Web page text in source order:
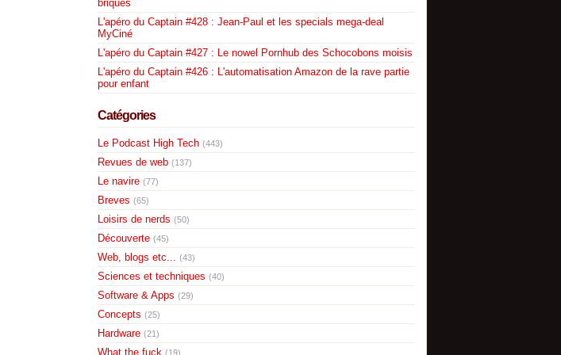
briques
L'apéro du Captain #428 : Jean-Paul et les specials mega-deal
MyCiné
L'apéro du Captain #427 : Le nowel Pornhub des Schocobons moisis
L'apéro du Captain #426 : L'automatisation Amazon de la rave partie
pour enfant
Catégories
Le Podcast High Tech (443)
Revues de web (137)
Le navire (77)
Breves (65)
Loisirs de nerds (50)
Découverte (45)
Web, blogs etc... (43)
Sciences et techniques (40)
Software & Apps (29)
Concepts (25)
Hardware (21)
What the fuck (19)